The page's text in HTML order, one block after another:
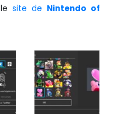
site de Nintendo of